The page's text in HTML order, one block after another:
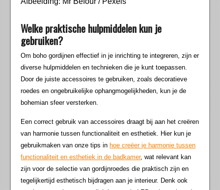
Welke praktische hulpmiddelen kun je
gebruiken?
Om boho gordijnen effectief in je inrichting te integreren, zijn er
diverse hulpmiddelen en technieken die je kunt toepassen.
Door de juiste accessoires te gebruiken, zoals decoratieve
roedes en ongebruikelijke ophangmogelijkheden, kun je de
bohemian sfeer versterken.
Een correct gebruik van accessoires draagt bij aan het creëren
van harmonie tussen functionaliteit en esthetiek. Hier kun je
gebruikmaken van onze tips inhoe creëer je harmonie tussen
functionaliteit en esthetiek in de badkamer, wat relevant kan
zijn voor de selectie van gordijnroedes die praktisch zijn en
tegelijkertijd esthetisch bijdragen aan je interieur. Denk ook